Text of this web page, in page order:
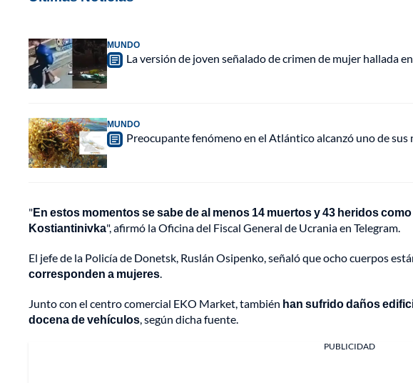
MUNDO
La versión de joven señalado de crimen de mujer hallada
MUNDO
Preocupante fenómeno en el Atlántico alcanzó uno de sus
"En estos momentos se sabe de al menos 14 muertos y 43 heridos
Kostiantinivka", afirmó la Oficina del Fiscal General de Ucrania en Telegram.
El jefe de la Policía de Donetsk, Ruslán Osipenko, señaló que ocho cuerpos
corresponden a mujeres.
Junto con el centro comercial EKO Market, también han sufrido daños
docena de vehículos, según dicha fuente.
PUBLICIDAD